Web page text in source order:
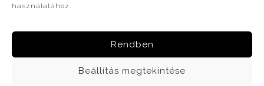
használatához.
Rendben
Beállítás megtekintése